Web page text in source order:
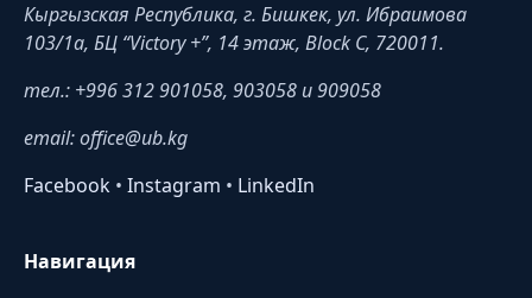
Кыргызская Республика, г. Бишкек, ул. Ибраимова
103/1a, БЦ “Victory +”, 14 этаж, Block C, 720011.
тел.: +996 312 901058, 903058 и 909058
email: office@ub.kg
Facebook • Instagram • LinkedIn
Навигация